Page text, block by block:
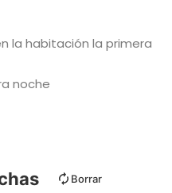
la habitación la primera
noche
Borrar